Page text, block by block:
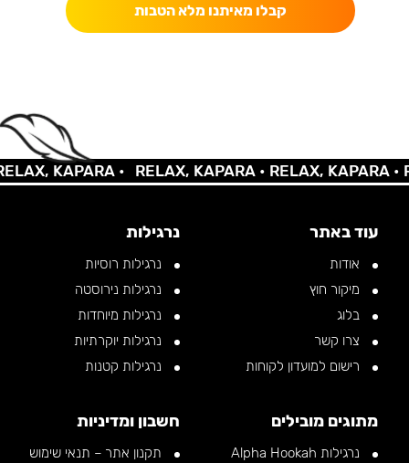
קבלו מאיתנו מלא הטבות
KAPARA • RELAX, KAPARA •RELAX, KAPARA •
עוד באתר
אודות
מיקור חוץ
בלוג
צרו קשר
רישום למועדון לקוחות
נרגילות
נרגילות רוסיות
נרגילות נירוסטה
נרגילות מיוחדות
נרגילות יוקרתיות
נרגילות קטנות
מתוגים מובילים
נרגילות Alpha Hookah
חשבון ומדיניות
תקנון אתר – תנאי שימוש